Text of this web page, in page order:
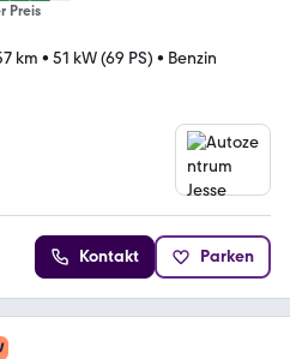
Preis
km • 51 kW (69 PS) • Benzin
Kontakt Parken